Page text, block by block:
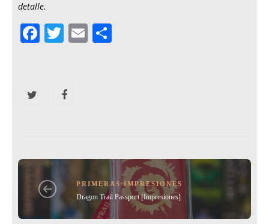
detalle.
F
o
k
T
er
E
PRIMERAS IMPRESIONES
Dragon Trail Passport [Impresiones]